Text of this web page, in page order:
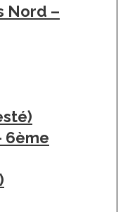
Nord –
6ème